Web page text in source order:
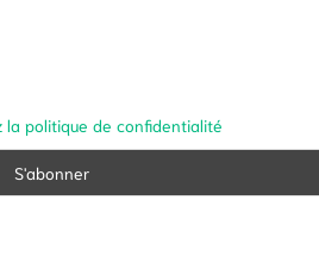
la politique de confidentialité